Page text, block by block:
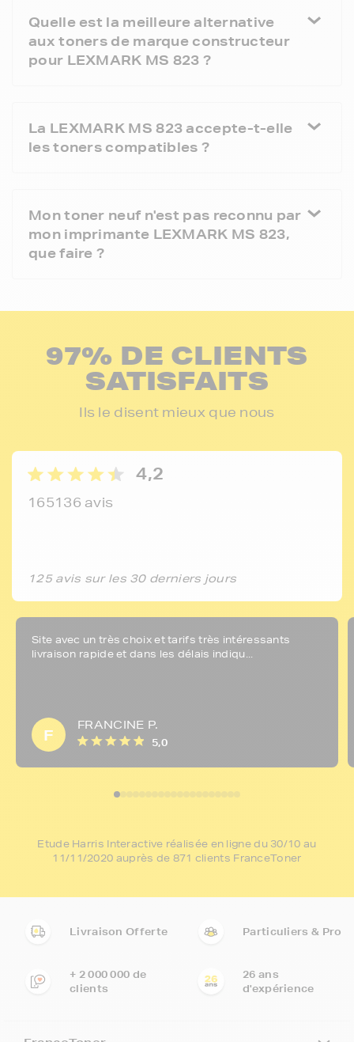
Quelle est la meilleure alternative
aux toners de marque constructeur
pour LEXMARK MS 823 ?
La LEXMARK MS 823 accepte-t-elle
les toners compatibles ?
Mon toner neuf n'est pas reconnu par
mon imprimante LEXMARK MS 823,
que faire ?
97% DE CLIENTS
SATISFAITS
Ils le disent mieux que nous
4,2
165136 avis
125 avis sur les 30 derniers jours
Site avec un très choix et tarifs très intéressants
livraison rapide et dans les délais indiqu...
F
FRANCINE P.
5,0
Etude Harris Interactive réalisée en ligne du 30/10 au
11/11/2020 auprès de 871 clients FranceToner
Livraison Offerte Particuliers & Pro
+ 2 000 000 de
clients
26 ans
d'expérience